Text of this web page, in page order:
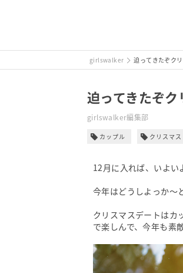
girlswalker 迫ってきたぞク
迫ってきたぞ
girlswalker編集部
カップル クリスマス
12月に入れば、いよい
今年はどうしよっか～
クリスマスデートはカ
で楽しんで、今年も素